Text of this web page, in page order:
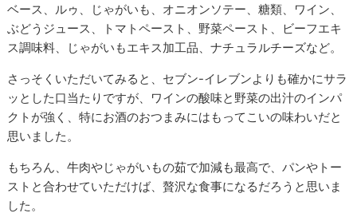
ベース、ルゥ、じゃがいも、オニオンソテー、糖類、ワイン、
ぶどうジュース、トマトペースト、野菜ペースト、ビーフエキ
ス調味料、じゃがいもエキス加工品、ナチュラルチーズなど。
さっそくいただいてみると、セブン-イレブンよりも確かにサラ
ッとした口当たりですが、ワインの酸味と野菜の出汁のインパ
クトが強く、特にお酒のおつまみにはもってこいの味わいだと
思いました。
もちろん、牛肉やじゃがいもの茹で加減も最高で、パンやトー
ストと合わせていただけば、贅沢な食事になるだろうと思いま
した。